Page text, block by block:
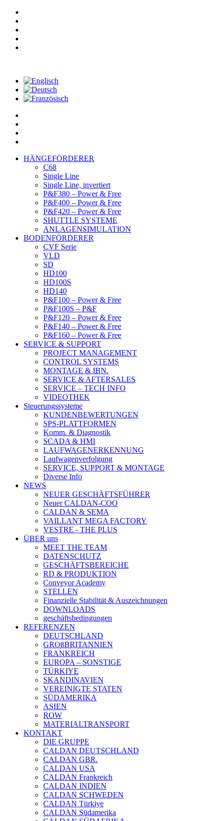
HÄNGEFÖRDERER
C68
Single Line
Single Line, invertiert
P&F380 – Power & Free
P&F400 – Power & Free
P&F420 – Power & Free
SHUTTLE SYSTEME
ANLAGENSIMULATION
BODENFÖRDERER
CVF Serie
VLD
SD
HD100
HD100S
HD140
P&F100 – Power & Free
P&F100S – P&F
P&F120 – Power & Free
P&F140 – Power & Free
P&F160 – Power & Free
SERVICE & SUPPORT
PROJECT MANAGEMENT
CONTROL SYSTEMS
MONTAGE & IBN.
SERVICE & AFTERSALES
SERVICE – TECH INFO
VIDEOTHEK
Steuerungssysteme
KUNDENBEWERTUNGEN
SPS-PLATTFORMEN
Komm. & Diagnostik
SCADA & HMI
LAUFWAGENERKENNUNG
Laufwagenverfolgung
SERVICE, SUPPORT & MONTAGE
Diverse Info
NEWS
NEUER GESCHÄFTSFÜHRER
Neuer CALDAN-COO
CALDAN & SEMA
VAILLANT MEGA FACTORY
VESTRE - THE PLUS
ÜBER uns
MEET THE TEAM
DATENSCHUTZ
GESCHÄFTSBEREICHE
RD & PRODUKTION
Conveyor Academy
STELLEN
Finanzielle Stabilität & Auszeichnungen
DOWNLOADS
geschäftsbedingungen
REFERENZEN
DEUTSCHLAND
GROßBRITANNIEN
FRANKREICH
EUROPA – SONSTIGE
TÜRKIYE
SKANDINAVIEN
VEREINIGTE STATEN
SÜDAMERIKA
ASIEN
ROW
MATERIALTRANSPORT
KONTAKT
DIE GRUPPE
CALDAN DEUTSCHLAND
CALDAN GBR.
CALDAN USA
CALDAN Frankreich
CALDAN INDIEN
CALDAN SCHWEDEN
CALDAN Türkiye
CALDAN Südamerika